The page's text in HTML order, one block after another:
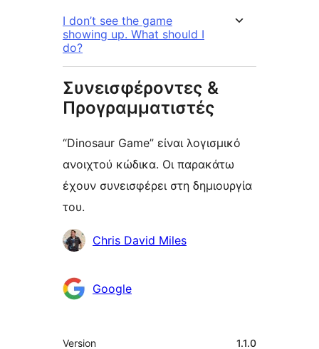
I don’t see the game
showing up. What should I
do?
Συνεισφέροντες &
Προγραμματιστές
“Dinosaur Game” είναι λογισμικό
ανοιχτού κώδικα. Οι παρακάτω
έχουν συνεισφέρει στη δημιουργία
του.
Συντελεστές
Chris David Miles
Google
Μεταστοιχεία
Version 1.1.0